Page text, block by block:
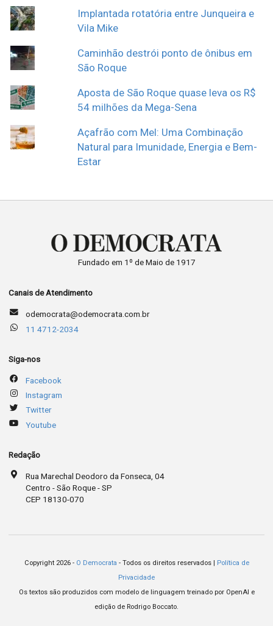
Implantada rotatória entre Junqueira e
Vila Mike
Caminhão destrói ponto de ônibus em
São Roque
Aposta de São Roque quase leva os R$
54 milhões da Mega-Sena
Açafrão com Mel: Uma Combinação
Natural para Imunidade, Energia e Bem-
Estar
Fundado em 1º de Maio de 1917
Canais de Atendimento
odemocrata@odemocrata.com.br
11 4712-2034
Siga-nos
Facebook
Instagram
Twitter
Youtube
Redação
Rua Marechal Deodoro da Fonseca, 04
Centro - São Roque - SP
CEP 18130-070
Copyright 2026 - O Democrata - Todos os direitos reservados |
Política de
Privacidade
Os textos são produzidos com modelo de linguagem treinado por OpenAI e
edição de Rodrigo Boccato.